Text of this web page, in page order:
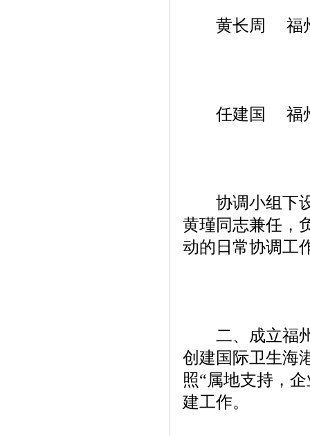
黄长周 福州
任建国 福州
协调小组下设
黄瑾同志兼任，
动的日常协调工
二、成立福州
创建国际卫生海
照“属地支持，
建工作。